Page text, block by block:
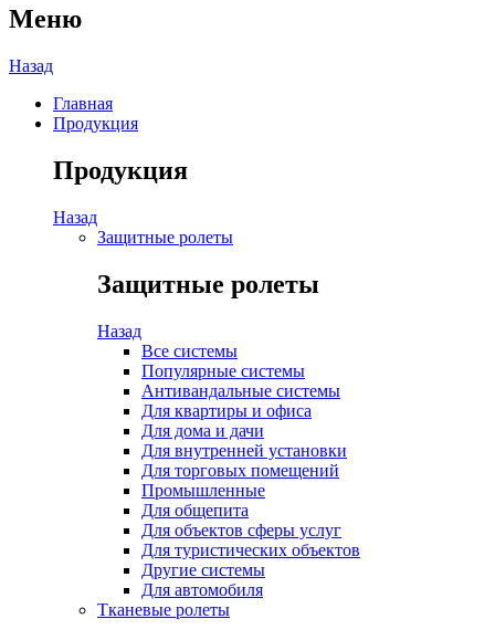
Меню
Назад
Главная
Продукция
Продукция
Назад
Защитные ролеты
Защитные ролеты
Назад
Все системы
Популярные системы
Антивандальные системы
Для квартиры и офиса
Для дома и дачи
Для внутренней установки
Для торговых помещений
Промышленные
Для общепита
Для объектов сферы услуг
Для туристических объектов
Другие системы
Для автомобиля
Тканевые ролеты